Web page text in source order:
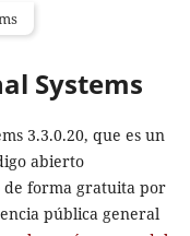
Systems
3.3.0.20, que es un
abierto
forma gratuita por
pública general